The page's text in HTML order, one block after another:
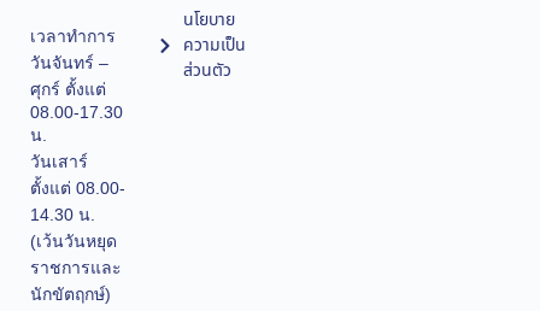
เวลาทำการ
วันจันทร์ –
ศุกร์ ตั้งแต่
08.00-17.30
น.
วันเสาร์
ตั้งแต่ 08.00-
14.30 น.
(เว้นวันหยุด
ราชการและ
นักขัตฤกษ์)
นโยบาย
ความเป็น
ส่วนตัว